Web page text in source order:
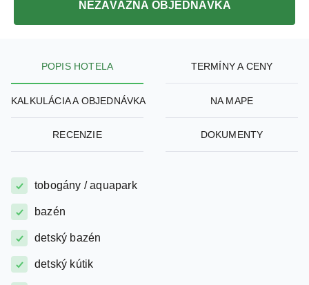
NEZÁVÄZNÁ OBJEDNÁVKA
POPIS HOTELA TERMÍNY A CENY
KALKULÁCIA A OBJEDNÁVKA NA MAPE
RECENZIE DOKUMENTY
tobogány / aquapark
bazén
detský bazén
detský kútik